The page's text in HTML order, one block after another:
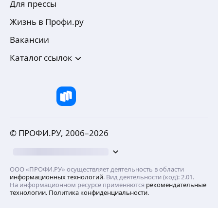
Для прессы
Жизнь в Профи.ру
Вакансии
Каталог ссылок
© ПРОФИ.РУ, 2006–2026
ООО «ПРОФИ.РУ» осуществляет деятельность в области
информационных технологий. Вид деятельности (код): 2.01.
На информационном ресурсе применяются рекомендательные
технологии. Политика конфиденциальности.